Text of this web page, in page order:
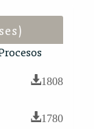
1808
1780